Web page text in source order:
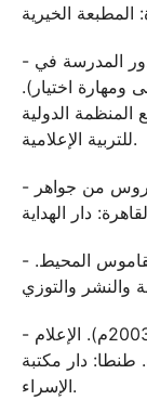
- محمد بن شحات الخطيب. (2007م). دور المدرسة في
ومهارة اختيار).
المنظمة الدولية
للتربية الإعلامية.
- محمّد بن محمّد الزَّبيدي. (د – ت). تاج العروس من جواهر
- محمد بن يعقوب الفيروزآبادى. (2005م). القاموس المحيط.
- محمد عبد الحميد، وأمال سعد المتولي. (2003م). الإعلام
طنطا: دار مكتبة
الإسراء.